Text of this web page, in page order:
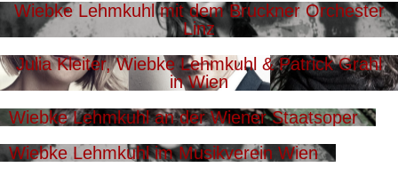
Wiebke Lehmkuhl mit dem Bruckner Orchester
Linz
Julia Kleiter, Wiebke Lehmkuhl & Patrick Grahl
in Wien
Wiebke Lehmkuhl an der Wiener Staatsoper
Wiebke Lehmkuhl im Musikverein Wien